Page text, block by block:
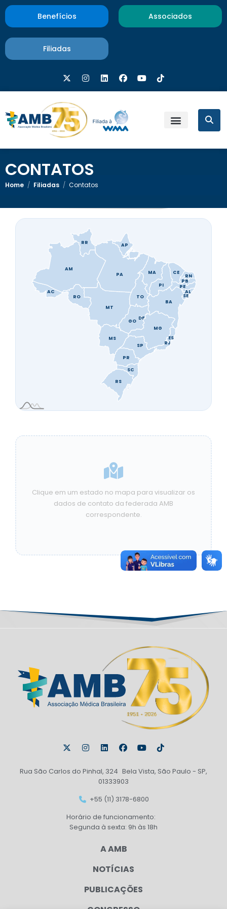
Benefícios Associados
Filiadas
CONTATOS
Home / Filiadas / Contatos
Clique em um estado no mapa para visualizar os
dados de contato da federada AMB
correspondente.
Rua São Carlos do Pinhal, 324 Bela Vista, São Paulo - SP,
01333903
+55 (11) 3178-6800
Horário de funcionamento:
Segunda à sexta: 9h às 18h
A AMB
NOTÍCIAS
PUBLICAÇÕES